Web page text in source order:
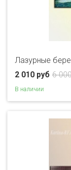
Лазурные
6
2 010 руб
В наличии